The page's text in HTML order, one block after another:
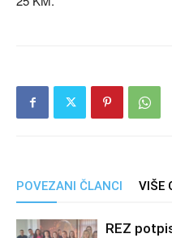
POVEZANI ČLANCI VIŠE
REZ